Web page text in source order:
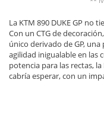
La KTM 890 DUKE GP no
Con un CTG de
único derivado de GP,
agilidad inigualable en las
potencia para las rectas,
cabría esperar, con un